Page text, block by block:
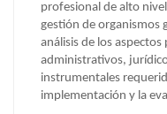
profesional de alto
gestión de organismos
análisis de los
administrativos,
instrumentales
implementación y la